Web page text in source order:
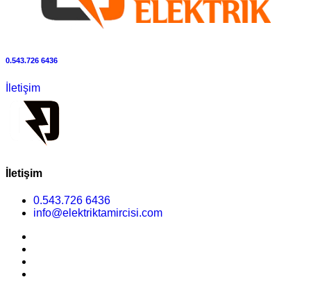
0.543.726 6436
İletişim
İletişim
0.543.726 6436
info@elektriktamircisi.com